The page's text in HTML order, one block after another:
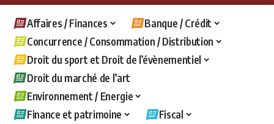
Affaires / Finances
Banque / Crédit
Concurrence / Consommation / Distribution
Droit du sport et Droit de l’évènementiel
Droit du marché de l’art
Environnement / Energie
Finance et patrimoine
Fiscal